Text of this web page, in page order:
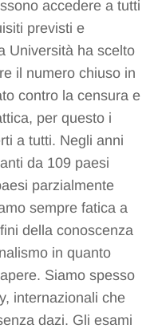
accedere a tutti
previsti e
Università ha scelto
il numero chiuso in
contro la censura e
per questo i
a tutti. Negli anni
da 109 paesi
parzialmente
sempre fatica a
della conoscenza
in quanto
Siamo spesso
internazionali che
dazi. Gli esami